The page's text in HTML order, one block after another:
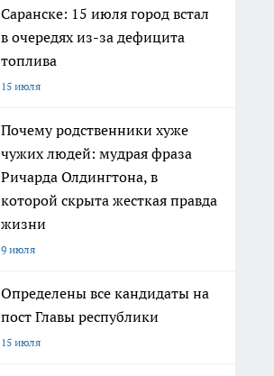
Саранске: 15 июля город встал
в очередях из-за дефицита
топлива
15 июля
Почему родственники хуже
чужих людей: мудрая фраза
Ричарда Олдингтона, в
которой скрыта жесткая правда
жизни
9 июля
Определены все кандидаты на
пост Главы республики
15 июля